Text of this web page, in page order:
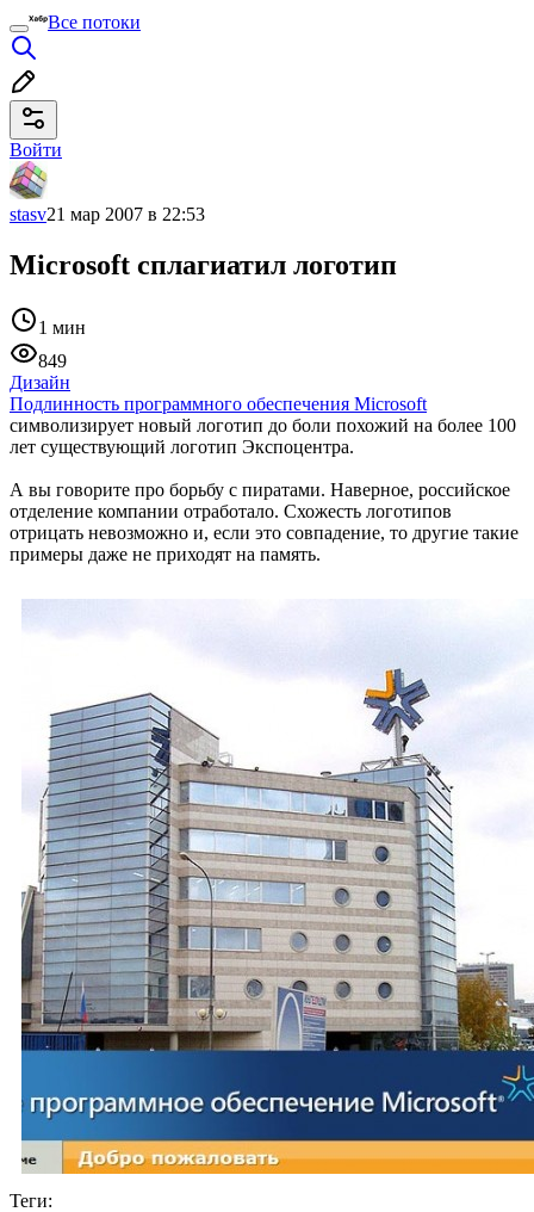
Все потоки
Войти
stasv21 мар 2007 в 22:53
Microsoft сплагиатил логотип
1 мин
849
Дизайн
Подлинность программного обеспечения Microsoft
символизирует новый логотип до боли похожий на более 100
лет существующий логотип Экспоцентра.
А вы говорите про борьбу с пиратами. Наверное, российское
отделение компании отработало. Схожесть логотипов
отрицать невозможно и, если это совпадение, то другие такие
примеры даже не приходят на память.
Теги: